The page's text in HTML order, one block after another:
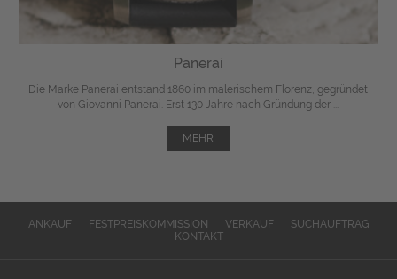
Panerai
Die Marke Panerai entstand 1860 im malerischem Florenz, gegründet
von Giovanni Panerai. Erst 130 Jahre nach Gründung der ...
MEHR
ANKAUF FESTPREISKOMMISSION VERKAUF
SUCHAUFTRAG
KONTAKT